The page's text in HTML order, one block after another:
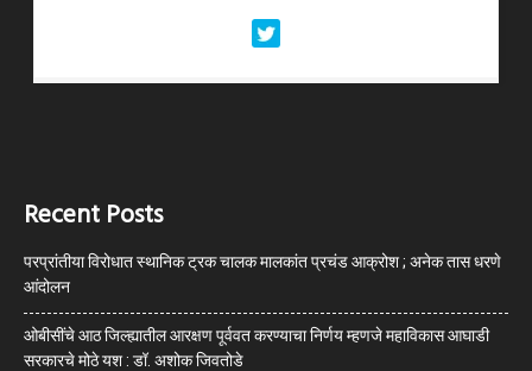
Recent Posts
परप्रांतीया विरोधात स्थानिक ट्रक चालक मालकांत प्रचंड आक्रोश ; अनेक तास धरणे
आंदोलन
ओबीसींचे आठ जिल्ह्यातील आरक्षण पूर्ववत करण्याचा निर्णय म्हणजे महाविकास आघाडी
सरकारचे मोठे यश : डॉ. अशोक जिवतोडे